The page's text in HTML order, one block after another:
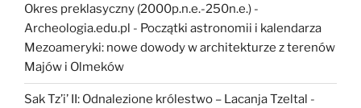
Okres preklasyczny (2000p.n.e.-250n.e.) -
Archeologia.edu.pl - Początki astronomii i kalendarza
Mezoameryki: nowe dowody w architekturze z terenów
Majów i Olmeków
Sak Tz’i’ II: Odnalezione królestwo – Lacanja Tzeltal -